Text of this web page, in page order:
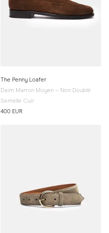
The Penny Loafer
Daim Marron Moyen – Non Doublé
Semelle Cuir
400 EUR